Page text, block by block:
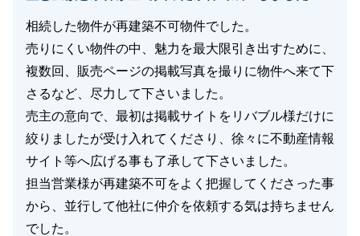
相続した物件が再建築不可物件でした。
売りにくい物件の中、魅力を最大限引き出すために、
複数回、販売ページの掲載写真を撮りに物件へ来て下
さるなど、尽力して下さいました。
売主の意向で、最初は掲載サイトをリバブル様だけに
絞りましたが受け入れてくださり、徐々に不動産情報
サイト等へ広げる事も了承して下さいました。
担当営業様が再建築不可をよく把握してくださった事
から、並行して他社に仲介を依頼する気は持ちません
でした。